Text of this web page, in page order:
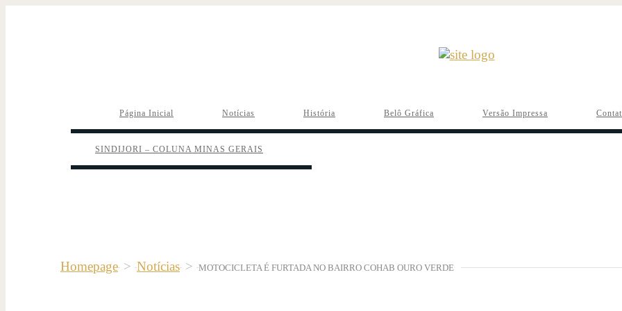
Página Inicial Notícias História Belô Gráfica Versão Impressa
SINDIJORI – COLUNA MINAS GERAIS
Homepage > Notícias > MOTOCICLETA É FURTADA NO BAIRRO COHAB OURO VERDE